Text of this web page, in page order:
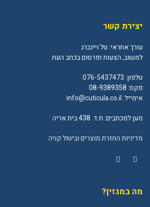
יצירת קשר
עורך אחראי: טל ויינברג
למשוב, הצעות ופרסום בכתב העת
טלפון:076-5437473
פקס: 08-9389358
אימייל:info@cuticula.co.il
מען למכתבים: ת.ד. 438 בית אריה
מדיניות החזרת מוצרים וביטול קניה
מה במגזין?